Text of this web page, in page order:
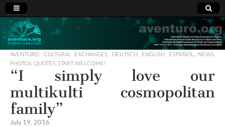
Aventuro.org
International
Reciprocal
Exchanges
for Children
AVENTURO CULTURAL EXCHANGES DEUTSCH, ENGLISH ESPAÑOL NEWS
PHOTOS QUOTES START, WELCOME!
“I simply love our
multikulti cosmopolitan
family”
July 19, 2016